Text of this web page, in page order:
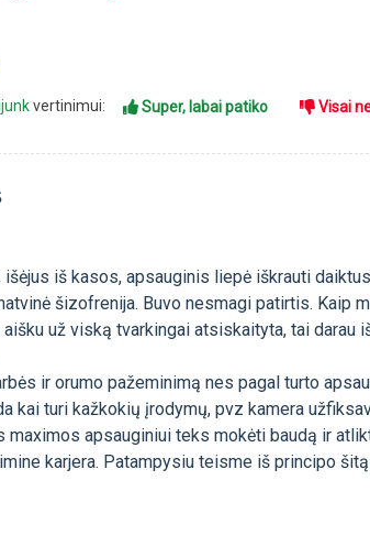
vertinimui: Super, labai patiko Visai
iš kasos, apsauginis liepė iškrauti
šizofrenija. Buvo nesmagi patirtis. Kaip
už viską tvarkingai atsiskaityta, tai darau
ir orumo pažeminimą nes pagal turto
kai turi kažkokių įrodymų, pvz kamera
maximos apsauginiui teks mokėti baudą ir
karjera. Patampysiu teisme iš principo